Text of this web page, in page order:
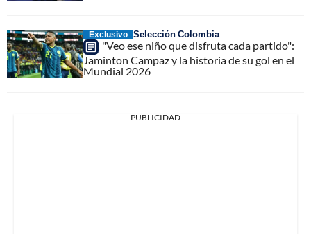
Exclusivo Selección Colombia
"Veo ese niño que disfruta cada partido":
Jaminton Campaz y la historia de su gol en el
Mundial 2026
PUBLICIDAD